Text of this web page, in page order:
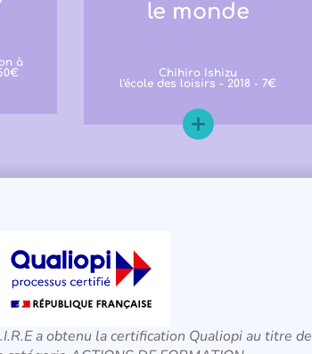
à
le monde
Chihiro Ishizu
l'école des loisirs - 2018 - 7€
a obtenu la certification Qualiopi au titre de